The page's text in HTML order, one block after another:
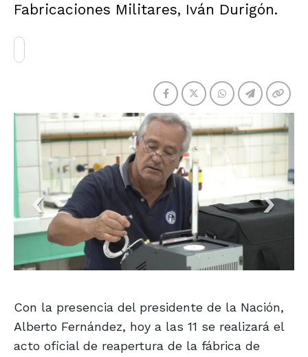
Fabricaciones Militares, Iván Durigón.
Con la presencia del presidente de la Nación,
Alberto Fernández, hoy a las 11 se realizará el
acto oficial de reapertura de la fábrica de